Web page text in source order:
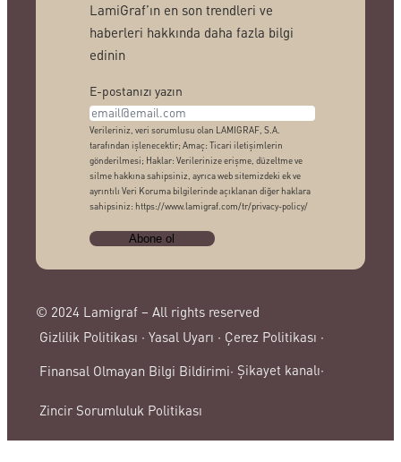
LamiGraf’ın en son trendleri ve
haberleri hakkında daha fazla bilgi
edinin
E-postanızı yazın
Verileriniz, veri sorumlusu olan LAMIGRAF, S.A.
tarafından işlenecektir; Amaç: Ticari iletişimlerin
gönderilmesi; Haklar: Verilerinize erişme, düzeltme ve
silme hakkına sahipsiniz, ayrıca web sitemizdeki ek ve
ayrıntılı Veri Koruma bilgilerinde açıklanan diğer haklara
sahipsiniz: https://www.lamigraf.com/tr/privacy-policy/
© 2024 Lamigraf – All rights reserved
Gizlilik Politikası · Yasal Uyarı · Çerez Politikası ·
Finansal Olmayan Bilgi Bildirimi· Şikayet kanalı·
Zincir Sorumluluk Politikası